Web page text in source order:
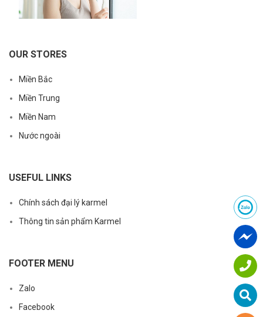
OUR STORES
Miền Bắc
Miền Trung
Miền Nam
Nước ngoài
USEFUL LINKS
Chính sách đại lý karmel
Thông tin sản phẩm Karmel
FOOTER MENU
Zalo
Facebook